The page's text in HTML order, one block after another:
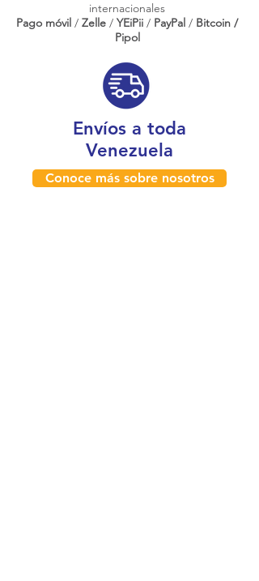
internacionales
Pago móvil / Zelle / YEiPii / PayPal / Bitcoin /
Pipol
Envíos a toda
Venezuela
Conoce más sobre nosotros